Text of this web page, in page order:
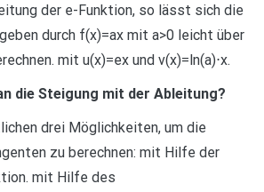
der e-Funktion, so lässt sich die
durch f(x)=ax mit a>0 leicht über
mit u(x)=ex und v(x)=ln(a)⋅x.
die Steigung mit der Ableitung?
drei Möglichkeiten, um die
zu berechnen: mit Hilfe der
mit Hilfe des